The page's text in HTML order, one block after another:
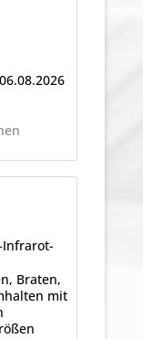
Infrarot-
Braten,
mit